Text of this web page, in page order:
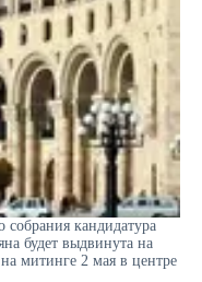
собрания кандидатура
будет выдвинута на
митинге 2 мая в центре